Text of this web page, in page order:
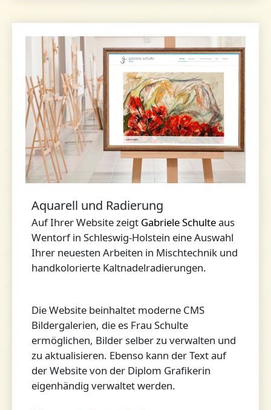
Aquarell und Radierung
Auf Ihrer Website zeigt Gabriele Schulteaus
Wentorf in Schleswig-Holstein eine Auswahl
Ihrer neuesten Arbeiten in Mischtechnik und
handkolorierte Kaltnadelradierungen.
Die Website beinhaltet moderne CMS
Bildergalerien, die es Frau Schulte
ermöglichen, Bilder selber zu verwalten und
zu aktualisieren. Ebenso kann der Text auf
der Website von der Diplom Grafikerin
eigenhändig verwaltet werden.